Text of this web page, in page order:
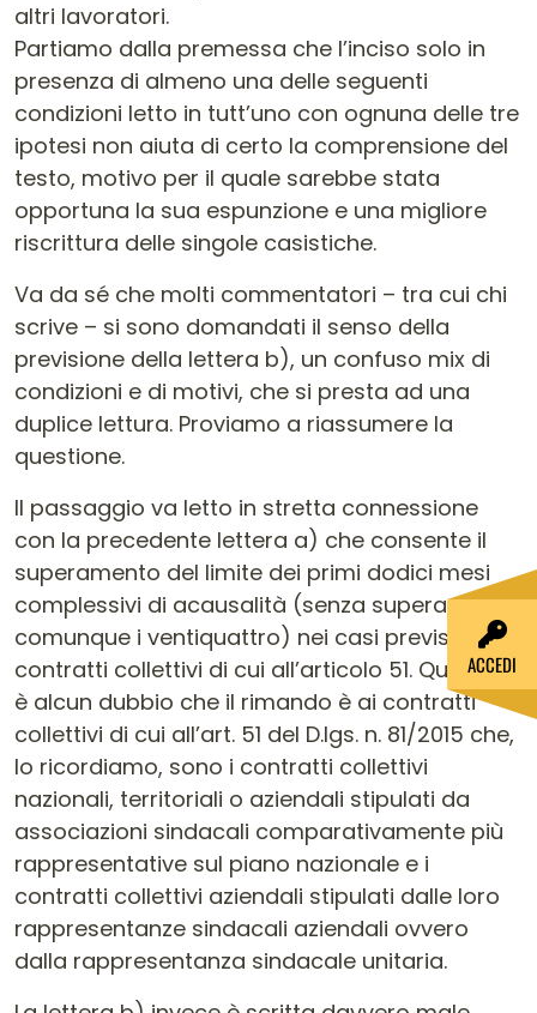
altri lavoratori.
Partiamo dalla premessa che l’inciso solo in
presenza di almeno una delle seguenti
condizioni letto in tutt’uno con ognuna delle tre
ipotesi non aiuta di certo la comprensione del
testo, motivo per il quale sarebbe stata
opportuna la sua espunzione e una migliore
riscrittura delle singole casistiche.
Va da sé che molti commentatori – tra cui chi
scrive – si sono domandati il senso della
previsione della lettera b), un confuso mix di
condizioni e di motivi, che si presta ad una
duplice lettura. Proviamo a riassumere la
questione.
Il passaggio va letto in stretta connessione
con la precedente lettera a) che consente il
superamento del limite dei primi dodici mesi
complessivi di acausalità (senza superare
comunque i ventiquattro) nei casi previsti dai
contratti collettivi di cui all’articolo 51. Qui non vi
è alcun dubbio che il rimando è ai contratti
collettivi di cui all’art. 51 del D.lgs. n. 81/2015 che,
lo ricordiamo, sono i contratti collettivi
nazionali, territoriali o aziendali stipulati da
associazioni sindacali comparativamente più
rappresentative sul piano nazionale e i
contratti collettivi aziendali stipulati dalle loro
rappresentanze sindacali aziendali ovvero
dalla rappresentanza sindacale unitaria.
ACCEDI